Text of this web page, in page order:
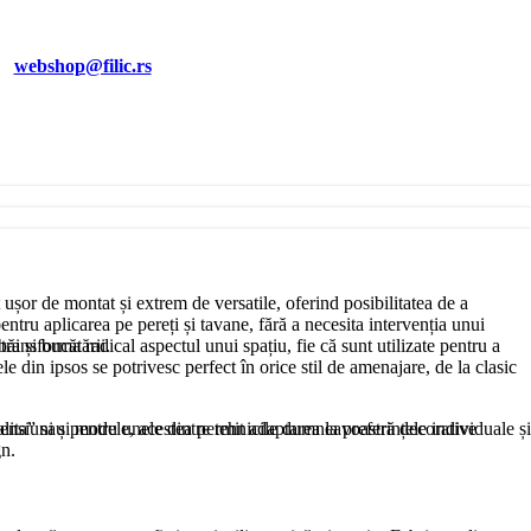
webshop@filic.rs
de montat și extrem de versatile, oferind posibilitatea de a
aplicarea pe pereți și tavane, fără a necesita intervenția unui
și bucătării.
sau pentru unele dintre tehnicile dumneavoastră decorative
radical aspectul unui spațiu, fie că sunt utilizate pentru a
din ipsos se potrivesc perfect în orice stil de amenajare, de la clasic
și modele, acestea permit adaptarea la preferințele individuale și